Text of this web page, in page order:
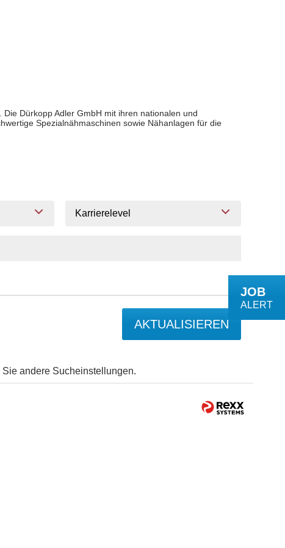
Dürkopp Adler GmbH mit ihren nationalen und
Spezialnähmaschinen sowie Nähanlagen für die
Karrierelevel
AKTUALISIEREN
andere Sucheinstellungen.
JOB
ALERT